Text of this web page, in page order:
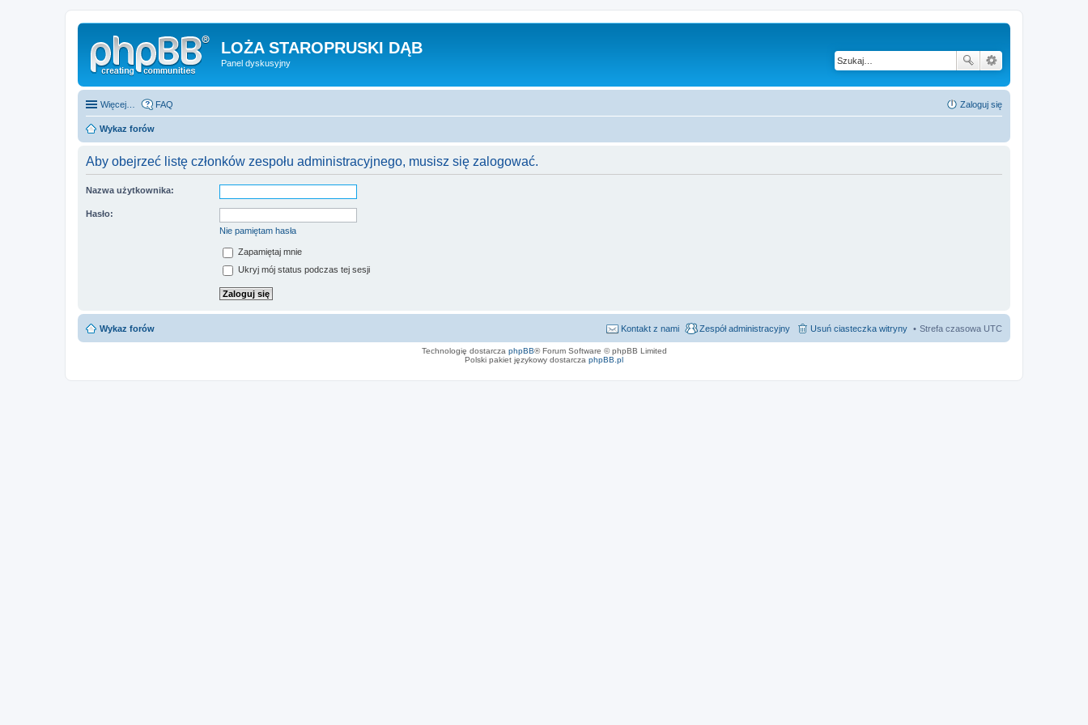
LOŻA STAROPRUSKI DĄB
Panel dyskusyjny
Więcej… FAQ Zaloguj się
Wykaz forów
Aby obejrzeć listę członków zespołu administracyjnego, musisz się zalogować.
Nazwa użytkownika:
Hasło:
Nie pamiętam hasła
Zapamiętaj mnie
Ukryj mój status podczas tej sesji
Wykaz forów Strefa czasowa UTC
Usuń ciasteczka witryny
Zespół administracyjny
Kontakt z nami
Technologię dostarcza phpBB® Forum Software © phpBB Limited
Polski pakiet językowy dostarcza phpBB.pl